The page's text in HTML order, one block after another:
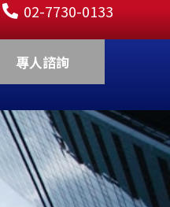
02-7730-0133
專人諮詢